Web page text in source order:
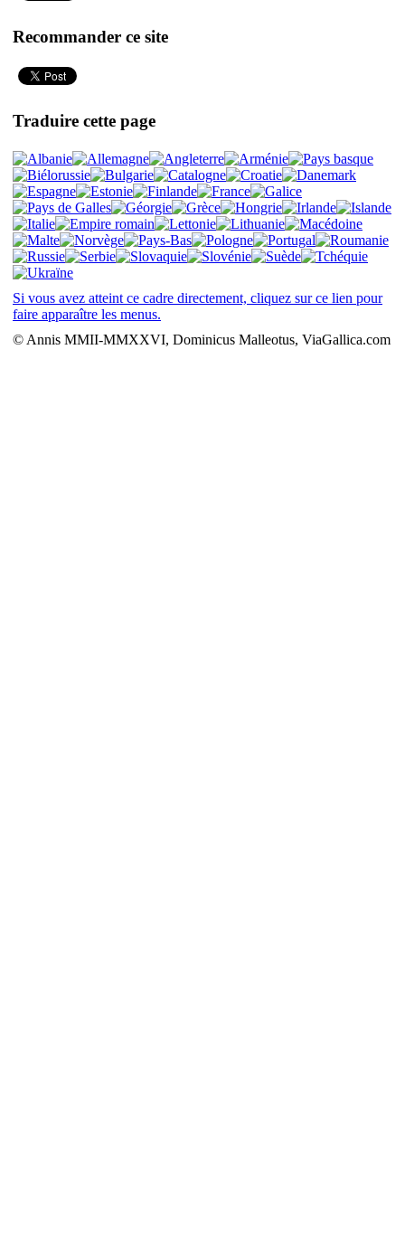
Recommander ce site
Traduire cette page
Si vous avez atteint ce cadre directement, cliquez sur ce lien pour
faire apparaître les menus.
© Annis MMII-MMXXVI, Dominicus Malleotus, ViaGallica.com